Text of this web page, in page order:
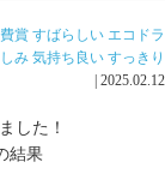
賞 すばらしい エコドラ
み 気持ち良い すっきり
| 2025.02.12
した！
結果